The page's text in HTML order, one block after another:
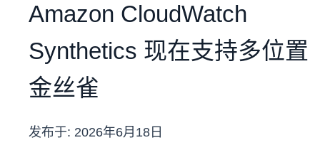
Amazon CloudWatch
Synthetics 现在支持多位置
金丝雀
发布于: 2026年6月18日